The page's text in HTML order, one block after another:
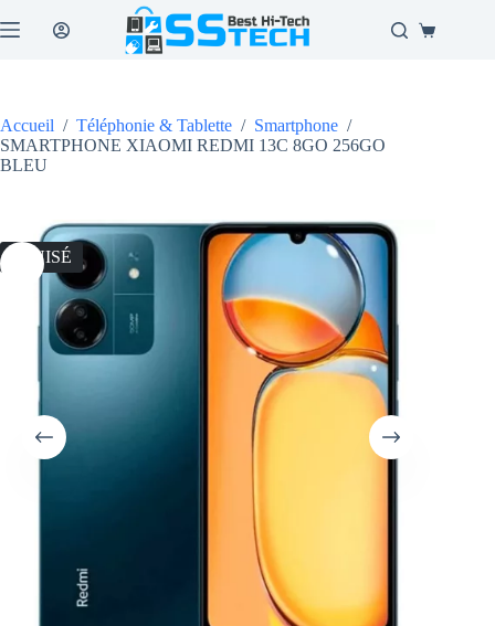
au
Panier
Accueil / Téléphonie & Tablette / Smartphone /
SMARTPHONE XIAOMI REDMI 13C 8GO 256GO
BLEU
ÉPUISÉ